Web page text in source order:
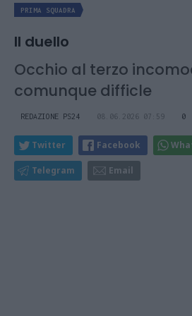
PRIMA SQUADRA
Il duello
Occhio al terzo
comunque difficle
REDAZIONE PS24 08.06.2026 07:59 0
Twitter Facebook
Telegram Email